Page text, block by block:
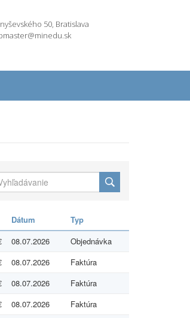
50, Bratislava
Dátum
Typ
08.07.2026
Objednávka
08.07.2026
Faktúra
08.07.2026
Faktúra
08.07.2026
Faktúra